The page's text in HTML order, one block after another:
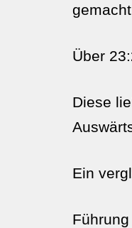
Über
Diese
Ein